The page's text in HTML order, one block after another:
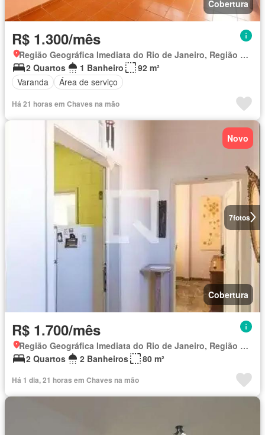
Cobertura
R$ 1.300/mês
Região Geográfica Imediata do Rio de Janeiro, Região Metropolitana do Rio de Janeiro
2 Quartos
1 Banheiro
92 m²
Varanda
Área de serviço
Há 21 horas em Chaves na mão
7fotos
Novo
Cobertura
R$ 1.700/mês
Região Geográfica Imediata do Rio de Janeiro, Região Metropolitana do Rio de Janeiro
2 Quartos
2 Banheiros 80 m²
Há 1 dia, 21 horas em Chaves na mão